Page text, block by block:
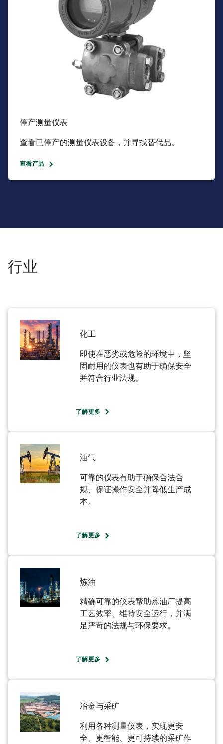
停产测量仪表​
查看已停产的测量仪表设备，并寻找替代品。​
查看产品
行业
化工​
即使在恶劣或危险的环境中，坚
固耐用的仪表也有助于确保安全
并符合行业法规。​
了解更多
油气​
可靠的仪表有助于确保合法合
规、保证操作安全并降低生产成
本。​
了解更多
炼油
精确可靠的仪表帮助炼油厂提高
工艺效率、维持安全运行，并满
足严苛的法规与环保要求。
了解更多
冶金与采矿​
利用各种测量仪表，实现更安
全、更智能、更可持续的采矿作